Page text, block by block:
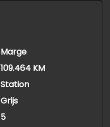
Marge
109.464 KM
Station
Grijs
5